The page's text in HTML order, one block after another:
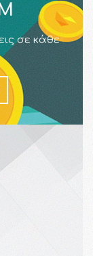
σε κάθε